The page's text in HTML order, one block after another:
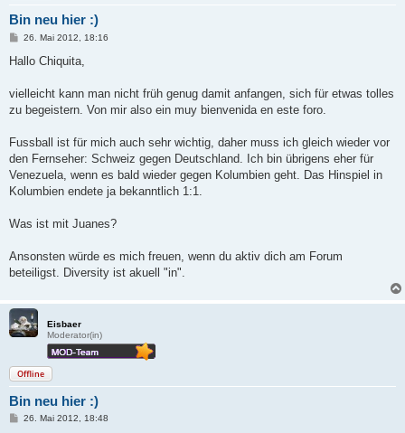
Bin neu hier :)
B
i
a
26. Mai 2012, 18:16
Hallo Chiquita,
vielleicht kann man nicht früh genug damit anfangen, sich für etwas tolles
zu begeistern. Von mir also ein muy bienvenida en este foro.
Fussball ist für mich auch sehr wichtig, daher muss ich gleich wieder vor
den Fernseher: Schweiz gegen Deutschland. Ich bin übrigens eher für
Venezuela, wenn es bald wieder gegen Kolumbien geht. Das Hinspiel in
Kolumbien endete ja bekanntlich 1:1.
Was ist mit Juanes?
Ansonsten würde es mich freuen, wenn du aktiv dich am Forum
beteiligst. Diversity ist akuell "in".
Eisbaer
Moderator(in)
Offline
Bin neu hier :)
B26. Mai 2012, 18:48